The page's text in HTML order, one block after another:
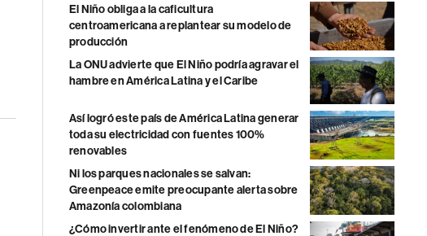
El Niño obliga a la caficultura
centroamericana a replantear su modelo de
producción
La ONU advierte que El Niño podría agravar el
hambre en América Latina y el Caribe
Así logró este país de América Latina generar
toda su electricidad con fuentes 100%
renovables
Ni los parques nacionales se salvan:
Greenpeace emite preocupante alerta sobre
Amazonía colombiana
¿Cómo invertir ante el fenómeno de El Niño?